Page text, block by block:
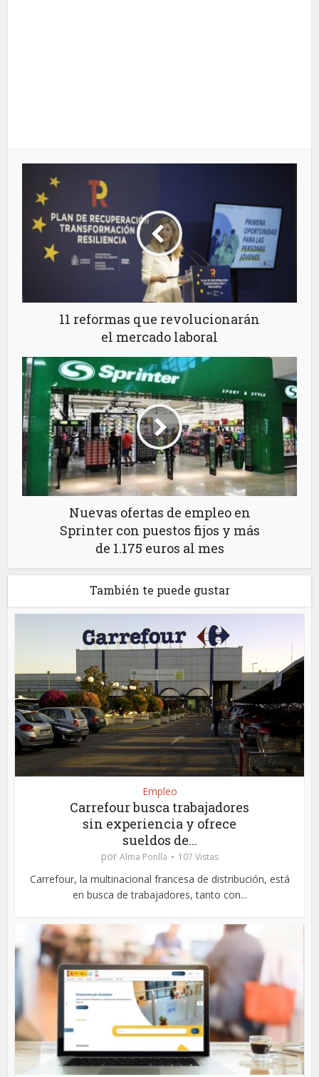
11 reformas que revolucionarán
el mercado laboral
Nuevas ofertas de empleo en
Sprinter con puestos fijos y más
de 1.175 euros al mes
También te puede gustar
Empleo
Carrefour busca trabajadores
sin experiencia y ofrece
sueldos de...
por Alma Ponlla 107 Vistas
Carrefour, la multinacional francesa de distribución, está
en busca de trabajadores, tanto con...